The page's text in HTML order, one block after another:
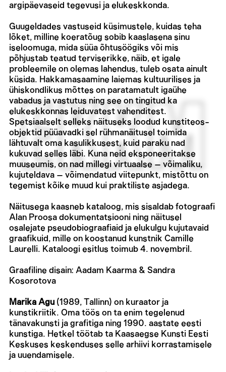
argipäevaseid tegevusi ja elukeskkonda.
Guugeldades vastuseid küsimustele, kuidas teha
lõket, milline koeratõug sobib kaaslasena sinu
iseloomuga, mida süüa õhtusöögiks või mis
põhjustab teatud terviserikke, näib, et igale
probleemile on olemas lahendus, tuleb osata ainult
küsida. Hakkamasaamine laiemas kultuurilises ja
ühiskondlikus mõttes on paratamatult igaühe
vabadus ja vastutus ning see on tingitud ka
elukeskkonnas leiduvatest vahenditest.
Spetsiaalselt selleks näituseks loodud kunstiteos-
objektid püüavadki sel rühmanäitusel toimida
lähtuvalt oma kasulikkusest, kuid paraku nad
kukuvad selles läbi. Kuna neid eksponeeritakse
muuseumis, on nad millegi virtuaalse – võimaliku,
kujuteldava – võimendatud viitepunkt, mistõttu on
tegemist kõike muud kui praktiliste asjadega.
Näitusega kaasneb kataloog, mis sisaldab fotograafi
Alan Proosa dokumentatsiooni ning näitusel
osalejate pseudobiograafiaid ja elukulgu kujutavaid
graafikuid, mille on koostanud kunstnik Camille
Laurelli. Kataloogi esitlus toimub 4. novembril.
Graafiline disain: Aadam Kaarma & Sandra
Kosorotova
Marika Agu (1989, Tallinn) on kuraator ja
kunstikriitik. Oma töös on ta enim tegelenud
tänavakunsti ja grafitiga ning 1990. aastate eesti
kunstiga. Hetkel töötab ta Kaasaegse Kunsti Eesti
Keskuses keskenduses selle arhiivi korrastamisele
ja uuendamisele.